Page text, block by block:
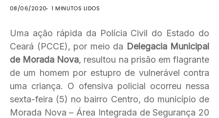
08/06/2020 1 MINUTOS LIDOS
Uma ação rápida da Polícia Civil do Estado do
Ceará (PCCE), por meio da Delegacia Municipal
de Morada Nova, resultou na prisão em flagrante
de um homem por estupro de vulnerável contra
uma criança. O ofensiva policial ocorreu nessa
sexta-feira (5) no bairro Centro, do município de
Morada Nova – Área Integrada de Segurança 20